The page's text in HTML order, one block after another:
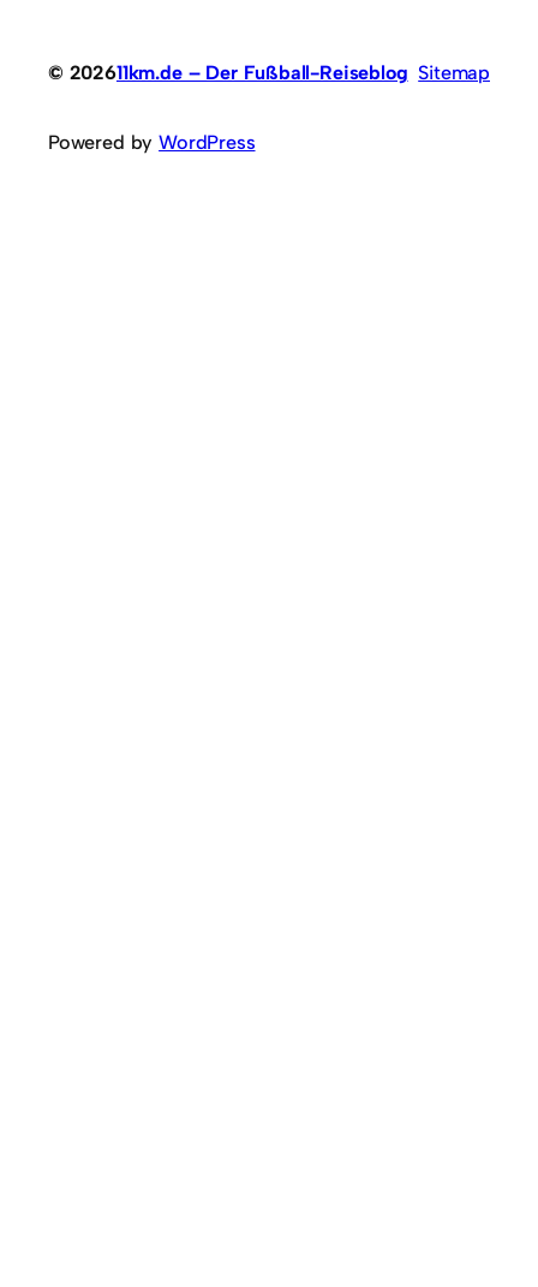
© 202611km.de – Der Fußball-Reiseblog Sitemap
Powered byWordPress